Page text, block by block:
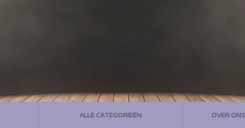
ALLE CATEGORIEËN OVER ONS